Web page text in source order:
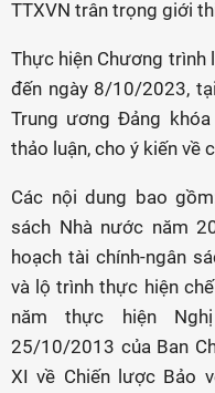
TTXVN trân trọng giới
Thực hiện Chương trình
đến ngày 8/10/2023,
Trung ương Đảng
thảo luận, cho ý kiến về
Các nội dung bao
sách Nhà nước năm
hoạch tài chính-ngân
và lộ trình thực hiện
năm thực hiện
25/10/2013 của Ban
XI về Chiến lược Bảo